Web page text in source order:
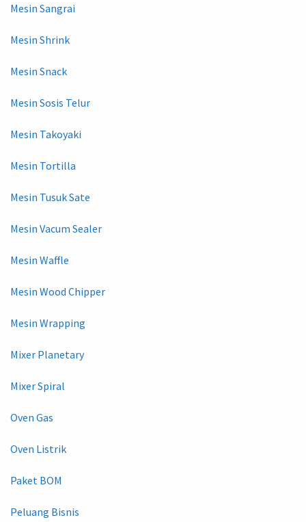
Mesin Sangrai
Mesin Shrink
Mesin Snack
Mesin Sosis Telur
Mesin Takoyaki
Mesin Tortilla
Mesin Tusuk Sate
Mesin Vacum Sealer
Mesin Waffle
Mesin Wood Chipper
Mesin Wrapping
Mixer Planetary
Mixer Spiral
Oven Gas
Oven Listrik
Paket BOM
Peluang Bisnis